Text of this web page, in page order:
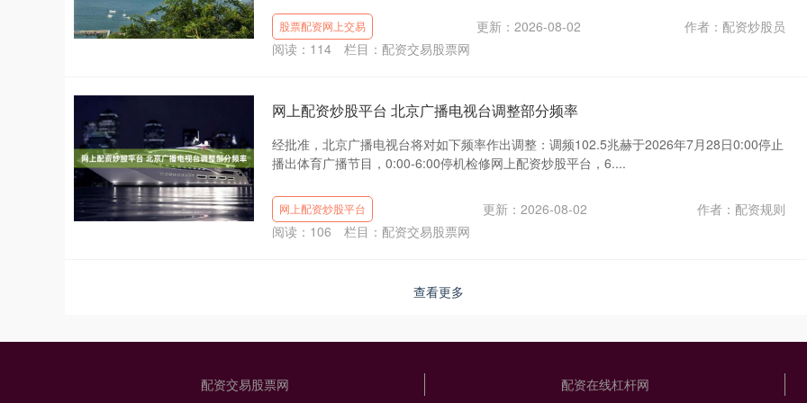
股票配资网上交易 更新：2026-08-02
作者：配资炒股员
阅读： 114 栏目： 配资交易股票网
网上配资炒股平台 北京广播电视台调整部分频率
经批准，北京广播电视台将对如下频率作出调整：调频102.5兆赫于2026年7月28日0:00停止
播出体育广播节目，0:00-6:00停机检修网上配资炒股平台，6....
网上配资炒股平台 更新：2026-08-02
作者：配资规则
阅读： 106 栏目： 配资交易股票网
查看更多
配资交易股票网 配资在线杠杆网